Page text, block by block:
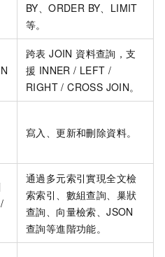
BY、ORDER BY、LIMIT
等。
跨表 JOIN 資料查詢，支
援 INNER / LEFT /
RIGHT / CROSS JOIN。
寫入、更新和刪除資料。
通過多元索引實現全文檢
索索引、數組查詢、巢狀
查詢、向量檢索、JSON
查詢等進階功能。